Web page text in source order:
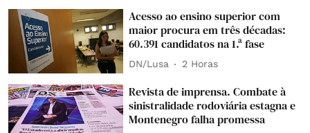
Acesso ao ensino superior com
maior procura em três décadas:
60.391 candidatos na 1.ª fase
DN/Lusa 2 Horas
Revista de imprensa. Combate à
sinistralidade rodoviária estagna e
Montenegro falha promessa